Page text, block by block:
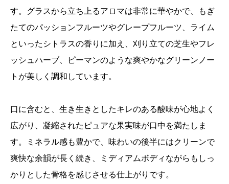
す。グラスから立ち上るアロマは非常に華やかで、もぎ
たてのパッションフルーツやグレープフルーツ、ライム
といったシトラスの香りに加え、刈り立ての芝生やフレ
ッシュハーブ、ピーマンのような爽やかなグリーンノー
トが美しく調和しています。
口に含むと、生き生きとしたキレのある酸味が心地よく
広がり、凝縮されたピュアな果実味が口中を満たしま
す。ミネラル感も豊かで、味わいの後半にはクリーンで
爽快な余韻が長く続き、ミディアムボディながらもしっ
かりとした骨格を感じさせる仕上がりです。